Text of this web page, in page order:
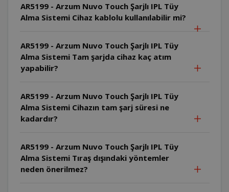
AR5199 - Arzum Nuvo Touch Şarjlı IPL Tüy
Alma Sistemi Cihaz kablolu kullanılabilir mi?
AR5199 - Arzum Nuvo Touch Şarjlı IPL Tüy
Alma Sistemi Tam şarjda cihaz kaç atım
yapabilir?
AR5199 - Arzum Nuvo Touch Şarjlı IPL Tüy
Alma Sistemi Cihazın tam şarj süresi ne
kadardır?
AR5199 - Arzum Nuvo Touch Şarjlı IPL Tüy
Alma Sistemi Tıraş dışındaki yöntemler
neden önerilmez?